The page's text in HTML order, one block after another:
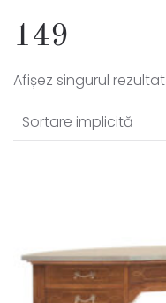
149
Afișez singurul rezultat